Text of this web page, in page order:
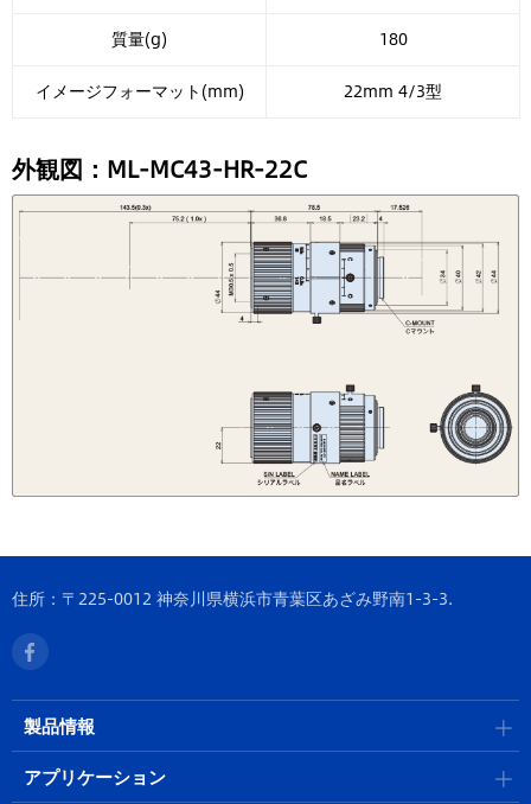
質量(g)
180
イメージフォーマット(mm)
22mm 4/3型
外観図：ML-MC43-HR-22C
住所：〒225-0012 神奈川県横浜市青葉区あざみ野南1-3-3.
製品情報
アプリケーション